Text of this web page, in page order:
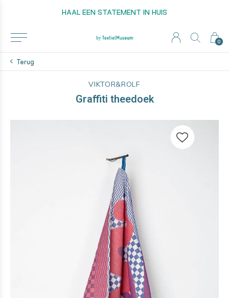
0
HAAL EEN STATEMENT IN HUIS
Terug
VIKTOR&ROLF
Graffiti theedoek